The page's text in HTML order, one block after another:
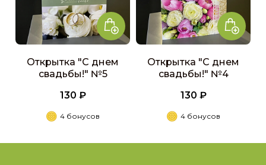
Открытка "С днем
свадьбы!" №5
130 ₽
4 бонусов
Открытка "С днем
свадьбы!" №4
130 ₽
4 бонусов